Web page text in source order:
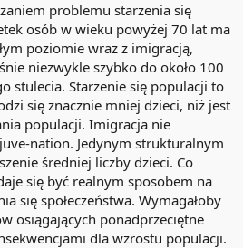
problemu starzenia się
osób w wieku powyżej 70 lat ma
poziomie wraz z imigracją,
niezwykle szybko do około 100
stulecia. Starzenie się populacji to
się znacznie mniej dzieci, niż jest
populacji. Imigracja nie
nation. Jedynym strukturalnym
średniej liczby dzieci. Co
się być realnym sposobem na
się społeczeństwa. Wymagałoby
osiągających ponadprzeciętne
dla wzrostu populacji.